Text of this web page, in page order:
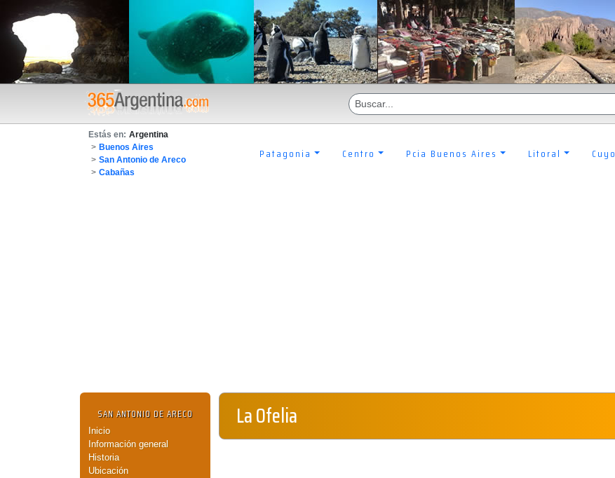
Estás en: Argentina
> Buenos Aires
> San Antonio de Areco
> Cabañas
Patagonia Centro Pcia Buenos Aires Litoral Cuyo
SAN ANTONIO DE ARECO
Inicio
Información general
Historia
Ubicación
La Ofelia